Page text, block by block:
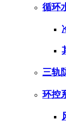
循环
三轨
环控